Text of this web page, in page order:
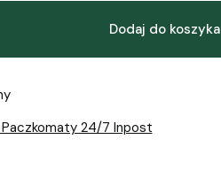
Dodaj do koszyka
24/7 Inpost